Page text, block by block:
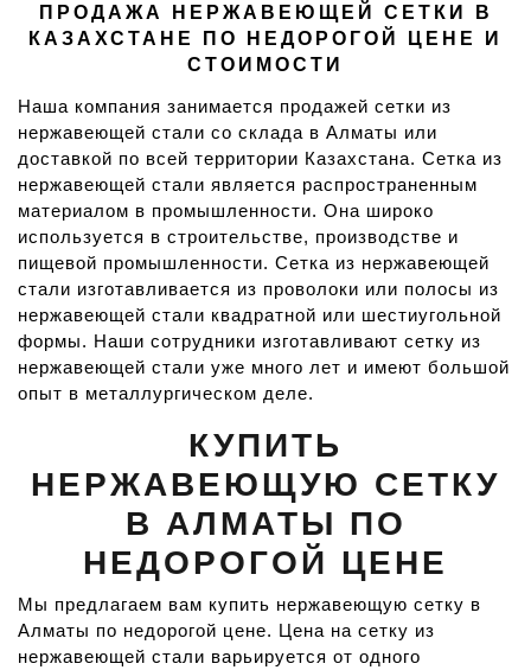
ПРОДАЖА НЕРЖАВЕЮЩЕЙ СЕТКИ В
КАЗАХСТАНЕ ПО НЕДОРОГОЙ ЦЕНЕ И
СТОИМОСТИ
Наша компания занимается продажей сетки из
нержавеющей стали со склада в Алматы или
доставкой по всей территории Казахстана. Сетка из
нержавеющей стали является распространенным
материалом в промышленности. Она широко
используется в строительстве, производстве и
пищевой промышленности. Сетка из нержавеющей
стали изготавливается из проволоки или полосы из
нержавеющей стали квадратной или шестиугольной
формы. Наши сотрудники изготавливают сетку из
нержавеющей стали уже много лет и имеют большой
опыт в металлургическом деле.
КУПИТЬ
НЕРЖАВЕЮЩУЮ СЕТКУ
В АЛМАТЫ ПО
НЕДОРОГОЙ ЦЕНЕ
Мы предлагаем вам купить нержавеющую сетку в
Алматы по недорогой цене. Цена на сетку из
нержавеющей стали варьируется от одного